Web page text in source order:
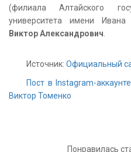
(филиала Алтайского
университета имени
Виктор Александрович
Источник: Официальный
Пост в Instagram-
Виктор Томенко
Понравилась